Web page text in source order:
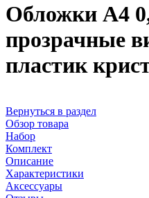
Обложки А4
прозрачные
пластик
Вернуться в раздел
Обзор товара
Набор
Комплект
Описание
Характеристики
Аксессуары